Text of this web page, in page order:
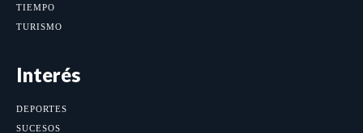
TIEMPO
TURISMO
Interés
DEPORTES
SUCESOS